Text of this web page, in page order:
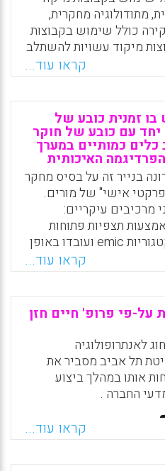
באינטרטקסטואליות
לסוגיו תובע
שהמאמר הנוכחי מציגן .
של המאמר בחרו
סוגים שונים של
אידיאות שונות
גרינספלד ).
X
מתודולוגיה מחקרית,
כולל שימוש בקבוצות
מיקוד עשויות להשתלב
הן עשויות לשמש
במחקר רחב יותר. ניתן
לפני מחקר מתוכנן,
מחקר קיים או
מחקר לאחר עריכתו.
בתכנון פעילויות,
גם בהערכת השפעתן
הן גם עשויות לעזור
ובפיתוח שאלות או
כמותי וראיונות
בן-שאול)
קראו עוד...
זמנית כובע של
יחד עם כובע של חוקר
כלים כמותיים במערך
האיכותית
בנייר זה על בסיס מחקר
אישי" של מורים.
מרכיבים עיקריים:
תצפיות פתוחות
שנתוניהן נותחו ע"פ קטגוריות emic ועובדו באופן
באמצעות ראיונות
ועובדו רק באופן
רלוונטיים למחקרי פעולה
האיכותי נועד להבין
אותה. השאלה היא: האם
פעולה חייב אף
חשיבה של הפרדיגמה
שיכול להישען בו זמנית
(ניצה שפרירי)
קראו עוד...
על-פי פרופ' חיים חזן
לאנתרופולוגיה
תל אביב מסביר את
אותו במהלך ביצוע
החברה .
קראו עוד...